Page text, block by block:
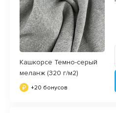
Кашкорсе Темно-серый
меланж (320 г/м2)
+20 бонусов